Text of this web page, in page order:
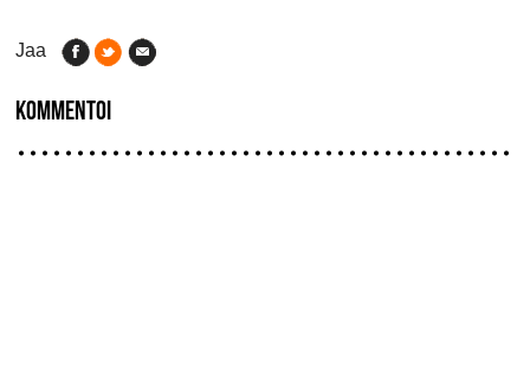
Jaa
KOMMENTOI